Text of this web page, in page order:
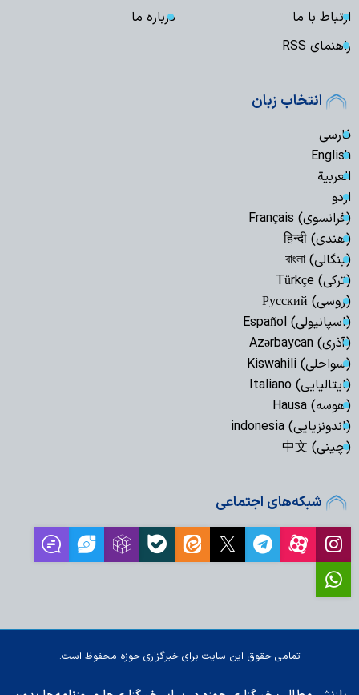
ارتباط با ما
درباره ما
راهنمای RSS
انتخاب زبان
فارسی
English
العربیة
اردو
(فرانسوی) Français
(هندی) हिन्दी
(بنگالی) বাংলা
(ترکی) Türkçe
(روسی) Русский
(اسپانیولی) Español
(آذری) Azərbaycan
(سواحلی) Kiswahili
(ایتالیایی) Italiano
(هوسه) Hausa
(اندونزیایی) indonesia
(چینی) 中文
شبکه‌های اجتماعی
تمامی حقوق این سایت برای خبرگزاری حوزه محفوظ است.